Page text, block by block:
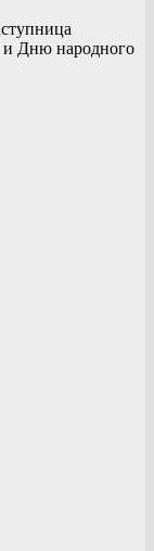
Дню народного